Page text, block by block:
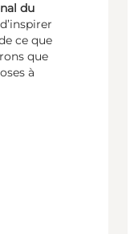
du
ce que
que
à